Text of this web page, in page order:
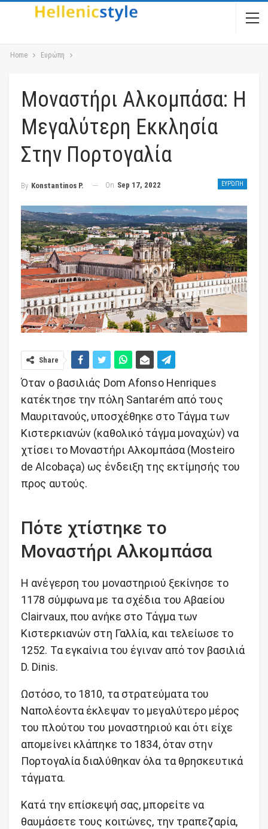
Home Ευρώπη
Μοναστήρι Αλκομπάσα: Η
Μεγαλύτερη Εκκλησία
Στην Πορτογαλία
ΕΥΡΏΠΗ
By Konstantinos P. On Sep 17, 2022
Share
Όταν ο βασιλιάς Dom Afonso Henriques
κατέκτησε την πόλη Santarém από τους
Μαυριτανούς, υποσχέθηκε στο Τάγμα των
Κιστερκιανών (καθολικό τάγμα μοναχών) να
χτίσει το Μοναστήρι Αλκομπάσα (Mosteiro
de Alcobaça) ως ένδειξη της εκτίμησής του
προς αυτούς.
Πότε χτίστηκε το
Μοναστήρι Αλκομπάσα
Η ανέγερση του μοναστηριού ξεκίνησε το
1178 σύμφωνα με τα σχέδια του Αβαείου
Clairvaux, που ανήκε στο Τάγμα των
Κιστερκιανών στη Γαλλία, και τελείωσε το
1252. Τα εγκαίνια του έγιναν από τον βασιλιά
D. Dinis.
Ωστόσο, το 1810, τα στρατεύματα του
Ναπολέοντα έκλεψαν το μεγαλύτερο μέρος
του πλούτου του μοναστηριού και ότι είχε
απομείνει κλάπηκε το 1834, όταν στην
Πορτογαλία διαλύθηκαν όλα τα θρησκευτικά
τάγματα.
Κατά την επίσκεψή σας, μπορείτε να
θαυμάσετε τους κοιτώνες, την τραπεζαρία,